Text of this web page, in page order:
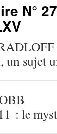
N°
un sujet
: le